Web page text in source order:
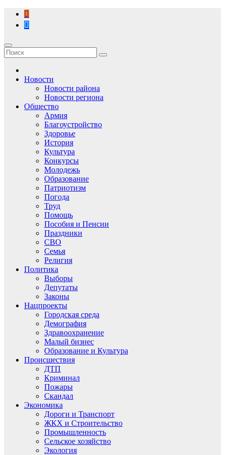
Перейти
содержимому
Новости
Новости района
Новости региона
Общество
Армия
Благоустройство
Здоровье
История
Культура
Конкурсы
Молодежь
Образование
Патриотизм
Погода
Труд
Помощь
Пособия и Пенсии
Праздники
СВО
Семья
Религия
Политика
Выборы
Депутаты
Законы
Нацпроекты
Городская среда
Демография
Здравоохранение
Малый бизнес
Образование и Культура
Происшествия
ДТП
Криминал
Пожары
Скандал
Экономика
Дороги и Транспорт
ЖКХ и Строительство
Промышленность
Сельское хозяйство
Экология